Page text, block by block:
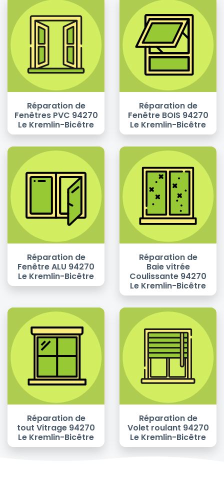
Réparation de
Fenêtres PVC 94270
Le Kremlin-Bicêtre
Réparation de
Fenêtre BOIS 94270
Le Kremlin-Bicêtre
Réparation de
Fenêtre ALU 94270
Le Kremlin-Bicêtre
Réparation de
Baie vitrée
Coulissante 94270
Le Kremlin-Bicêtre
Réparation de
tout Vitrage 94270
Le Kremlin-Bicêtre
Réparation de
Volet roulant 94270
Le Kremlin-Bicêtre